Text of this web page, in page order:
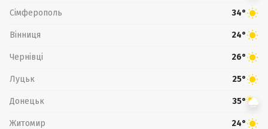
Сімферополь 34°
Вінниця 24°
Чернівці 26°
Луцьк 25°
Донецьк 35°
Житомир 24°